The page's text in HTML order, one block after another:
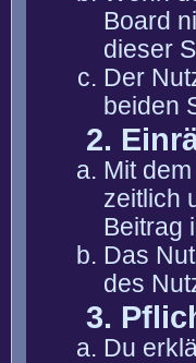
Board
dieser
Der
beiden
2.
Mit
zeitlich
Beitrag
Das
des
3.
Du